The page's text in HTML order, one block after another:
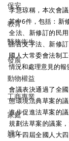
保安
教育
醫務衛生
發展
動物權益
工商專業
家庭
婦女
李慧琼稱，本次會
其中6件，包括：新
全法、新修訂的民
語言文字法、新修
國人大常委會法制
情況和處理意見的報
會議表決通過了全
態環境法典草案的
進步促進法草案的
規劃法草案的議案
請十四屆全國人大